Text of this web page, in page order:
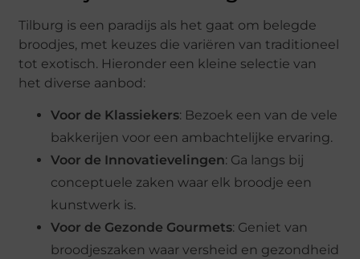
Tilburg is een paradijs als het gaat om belegde
broodjes, met keuzes die variëren van traditioneel
tot exotisch. Hieronder een kleine selectie van
het diverse aanbod:
Voor de Klassiekers: Bezoek een van de vele
bakkerijen voor een ambachtelijke ervaring.
Voor de Innovatievelingen: Ga langs bij
conceptuele zaken waar elk broodje een
kunstwerk is.
Voor de Gezonde Gourmets: Geniet van
broodjeszaken waar versheid en gezondheid